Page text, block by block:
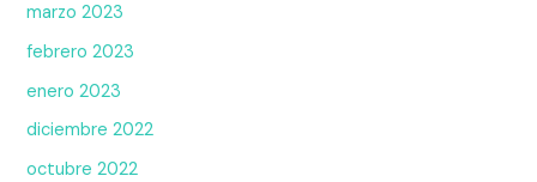
marzo 2023
febrero 2023
enero 2023
diciembre 2022
octubre 2022